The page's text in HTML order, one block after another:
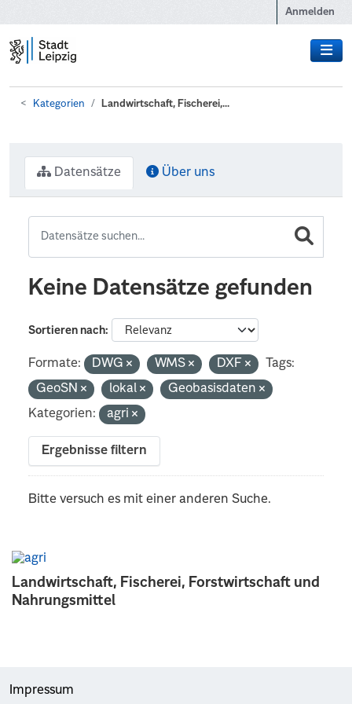
Anmelden
Kategorien Landwirtschaft, Fischerei,...
Landwirtschaft, Fischerei, Forstwirtschaft und
Nahrungsmittel
Datensätze Über uns
Keine Datensätze gefunden
Sortieren nach
Formate: DWG WMS DXF
Tags:
GeoSN
lokal
Geobasisdaten
Kategorien:
agri
Ergebnisse filtern
Bitte versuch es mit einer anderen Suche.
Impressum